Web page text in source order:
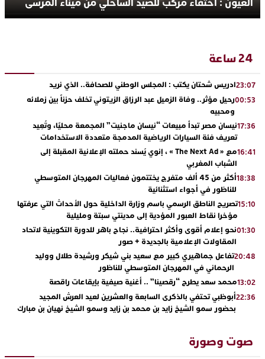
العيون : اختفاء مركب للصيد الساحلي من ميناء المرسى
24 ساعة
23:07ادريس شحتان يكتب : المجلس الوطني للصحافة.. الذي نريد
00:53رحيل مؤثر.. وفاة الزميل عبد الرزاق الزيتوني تخلف حزناً بين زملائه
ومحبيه
17:36نيسان مصر تبدأ مبيعات “نيسان ماجنيت” المجمعة محليًا، وتُعِيد
تعريف فئة السيارات الرياضية المدمجة متعددة الاستخدامات
16:41
مع « The Next Ad » ، إنوي يُسند حملته الإعلانية المقبلة إلى
الشباب المغربي
18:38
أكثر من 45 ألف متفرج يختتمون فعاليات المهرجان المتوسطي
للناظور في أجواء استثنائية
15:10تصريح الناطق الرسمي باسم وزارة الداخلية حول الأحداث التي عرفتها
مؤخرا نقاط العبور المؤدية إلى مدينتي سبتة ومليلية
01:30نحو إعلام أقوى وأكثر احترافية.. نجاح باهر للدورة التكوينية لاتحاد
المقاولات الإعلامية بالجديدة + صور
20:48تفاعل جماهيري كبير مع سعيد بني شيكر ورشيدة طلال ووليد
الرحماني في المهرجان المتوسطي للناظور
13:02محمد سعد يطرح “رقصينا” .. أغنية صيفية بإيقاعات راقصة
22:36أبوظبي تحتفي بالذكرى السابعة والعشرين لعيد العرش المجيد
بحضور سمو الشيخ زايد بن محمد بن زايد وسمو الشيخ نهيان بن مبارك
“كوفرة فالغيس”
19:11يقظة أمنية تنهي كابوس الفتاة القاصر: كواليس مثيرة لعملية تحرير
صوت وصورة